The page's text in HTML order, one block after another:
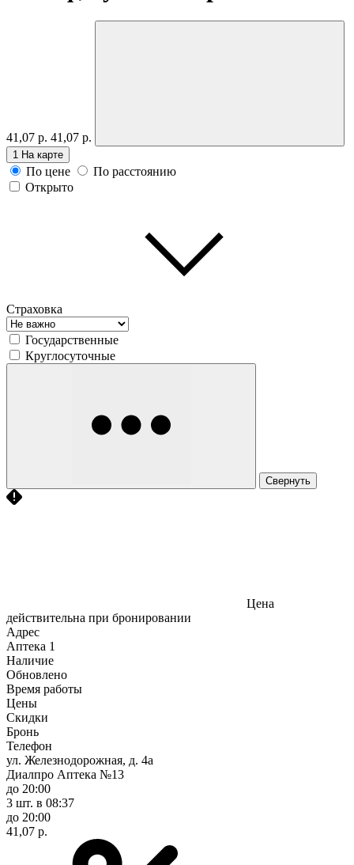
41,07 р. 41,07 р.
1 На карте
По цене
По расстоянию
Открыто
Страховка
Государственные
Круглосуточные
Свернуть
Цена
действительна при бронировании
Адрес
Аптека 1
Наличие
Обновлено
Время работы
Цены
Скидки
Бронь
Телефон
ул. Железнодорожная, д. 4а
Диалпро Аптека №13
до 20:00
3 шт. в 08:37
до 20:00
41,07 р.